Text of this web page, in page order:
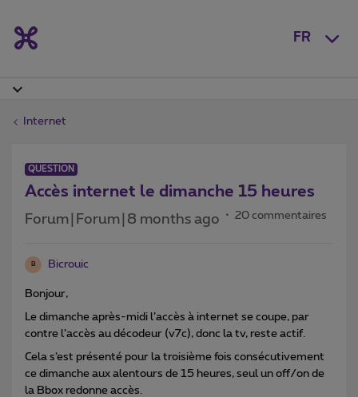
FR
Internet
QUESTION
Accès internet le dimanche 15 heures
Forum|Forum|8 months ago 20 commentaires
B Bicrouic
Bonjour,
Le dimanche après-midi l’accès à internet se coupe, par
contre l’accès au décodeur (v7c), donc la tv, reste actif.
Cela s’est présenté pour la troisième fois consécutivement
ce dimanche aux alentours de 15 heures, seul un off/on de
la Bbox redonne accès.